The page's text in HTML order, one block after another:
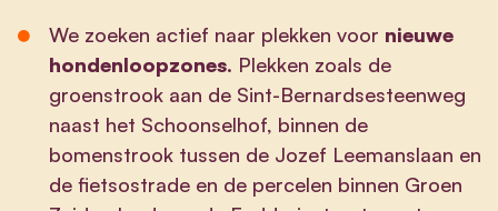
We zoeken actief naar plekken voor nieuwe
hondenloopzones. Plekken zoals de
groenstrook aan de Sint-Bernardsesteenweg
naast het Schoonselhof, binnen de
bomenstrook tussen de Jozef Leemanslaan en
de fietsostrade en de percelen binnen Groen